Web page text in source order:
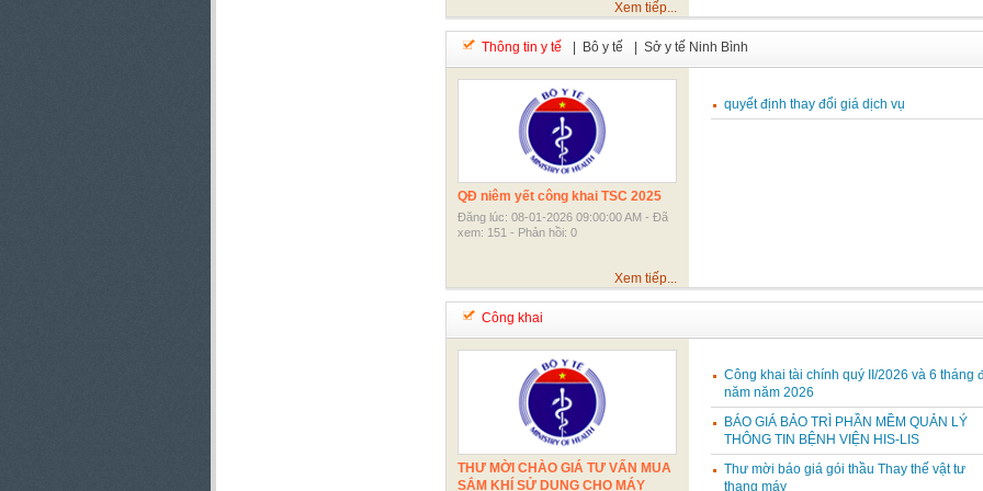
Xem tiếp...
Thông tin y tế | Bô y tế | Sở y tế Ninh Bình
QĐ niêm yết công khai TSC 2025
Đăng lúc: 08-01-2026 09:00:00 AM - Đã
xem: 151 - Phản hồi: 0
Xem tiếp...
quyết định thay đổi giá dịch vụ
Công khai
THƯ MỜI CHÀO GIÁ TƯ VẤN MUA
SẮM KHÍ SỬ DỤNG CHO MÁY
Công khai tài chính quý II/2026 và 6 tháng
năm năm 2026
BÁO GIÁ BẢO TRÌ PHẦN MỀM QUẢN LÝ
THÔNG TIN BỆNH VIỆN HIS-LIS
Thư mời báo giá gói thầu Thay thế vật tư
thang máy